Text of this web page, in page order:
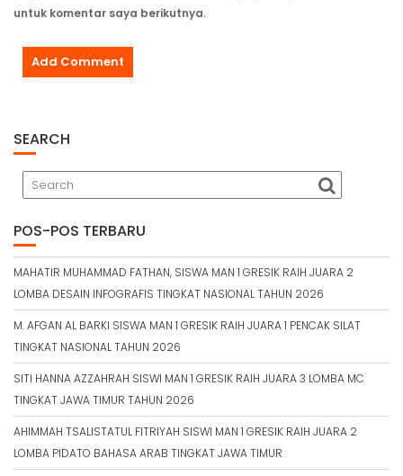
untuk komentar saya berikutnya.
SEARCH
POS-POS TERBARU
MAHATIR MUHAMMAD FATHAN, SISWA MAN 1 GRESIK RAIH JUARA 2
LOMBA DESAIN INFOGRAFIS TINGKAT NASIONAL TAHUN 2026
M. AFGAN AL BARKI SISWA MAN 1 GRESIK RAIH JUARA 1 PENCAK SILAT
TINGKAT NASIONAL TAHUN 2026
SITI HANNA AZZAHRAH SISWI MAN 1 GRESIK RAIH JUARA 3 LOMBA MC
TINGKAT JAWA TIMUR TAHUN 2026
AHIMMAH TSALISTATUL FITRIYAH SISWI MAN 1 GRESIK RAIH JUARA 2
LOMBA PIDATO BAHASA ARAB TINGKAT JAWA TIMUR